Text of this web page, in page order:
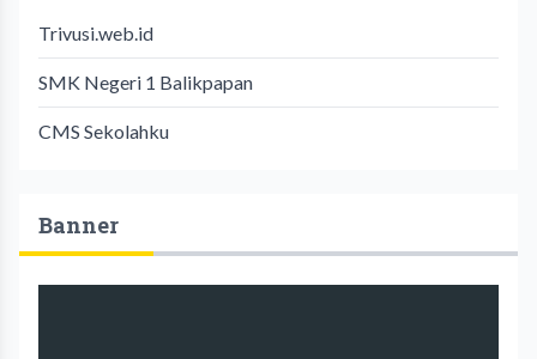
Trivusi.web.id
SMK Negeri 1 Balikpapan
CMS Sekolahku
Banner